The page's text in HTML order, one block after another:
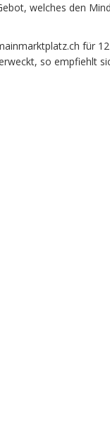
welches den
für
so empfiehlt